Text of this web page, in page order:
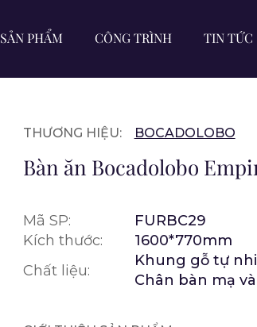
SẢN PHẨM CÔNG TRÌNH TIN TỨC
THƯƠNG HIỆU: BOCADOLOBO
Bàn ăn Bocadolobo
Mã SP:
FURBC29
Kích thước:
1600*770mm
Chất liệu:
Khung gỗ tự
Chân bàn mạ